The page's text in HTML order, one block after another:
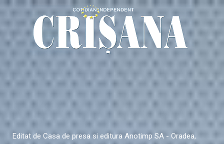
Editat de Casa de presa si editura Anotimp SA - Oradea,